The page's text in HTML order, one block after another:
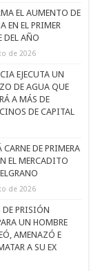
EL AUMENTO DE
EN EL PRIMER
DEL AÑO
de 2026
EJECUTA UN
DE AGUA QUE
A MÁS DE
DE CAPITAL
CARNE DE PRIMERA
EL MERCADITO
de 2026
PRISIÓN
UN HOMBRE
AMENAZÓ E
A SU EX